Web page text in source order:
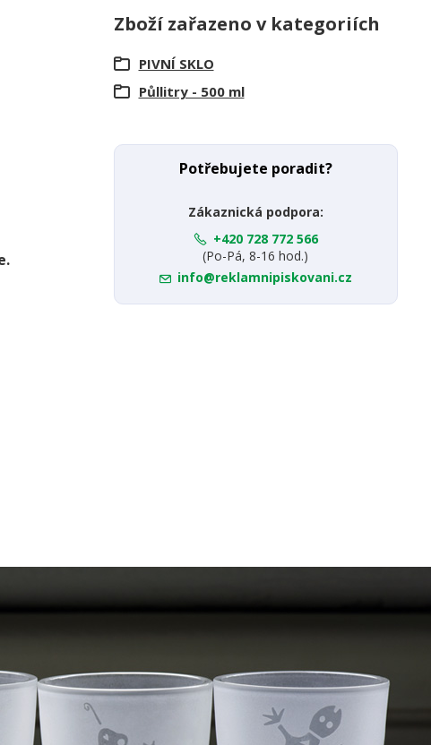
Zboží zařazeno v kategoriích
PIVNÍ SKLO
Půllitry - 500 ml
Potřebujete poradit?
Zákaznická podpora:
+420 728 772 566
(Po-Pá, 8-16 hod.)
info@reklamnipiskovani.cz